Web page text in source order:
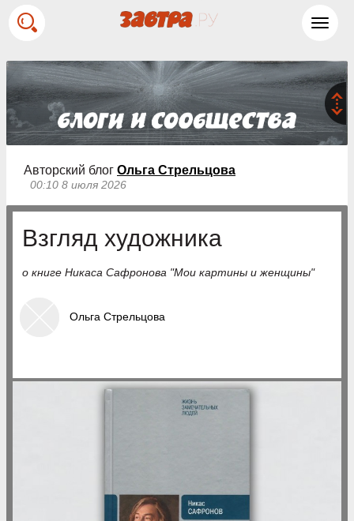
Авторский блог Ольга Стрельцова
00:10 8 июля 2026
Взгляд художника
о книге Никаса Сафронова "Мои картины и женщины"
Ольга Стрельцова